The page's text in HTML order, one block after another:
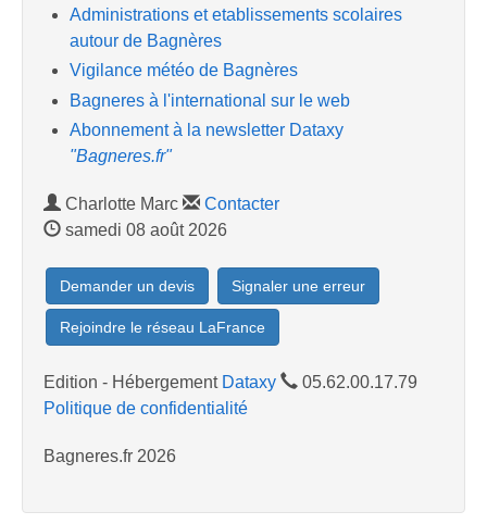
Administrations et etablissements scolaires
autour de Bagnères
Vigilance météo de Bagnères
Bagneres à l'international sur le web
Abonnement à la newsletter Dataxy
"Bagneres.fr"
Charlotte Marc
Contacter
samedi 08 août 2026
Demander un devis Signaler une erreur
Rejoindre le réseau LaFrance
Edition - Hébergement Dataxy
05.62.00.17.79
Politique de confidentialité
Bagneres.fr 2026